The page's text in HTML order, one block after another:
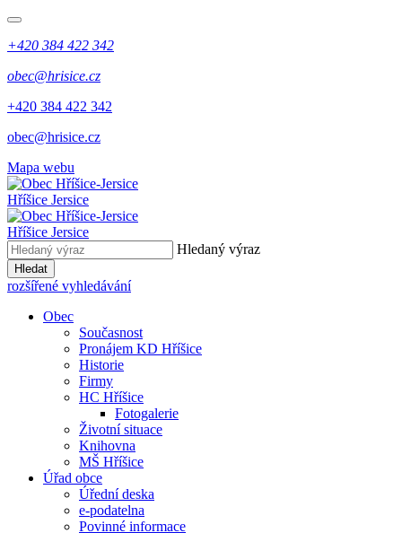
+420 384 422 342
obec@hrisice.cz
+420 384 422 342
obec@hrisice.cz
Mapa webu
Hříšice Jersice
Hříšice Jersice
Hledaný výraz
Hledat
rozšířené vyhledávání
Obec
Současnost
Pronájem KD Hříšice
Historie
Firmy
HC Hříšice
Fotogalerie
Životní situace
Knihovna
MŠ Hříšice
Úřad obce
Úřední deska
e-podatelna
Povinné informace